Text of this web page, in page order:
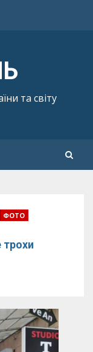
та світу
ФОТО